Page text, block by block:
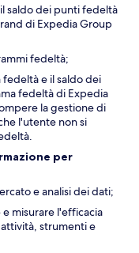
saldo dei punti fedeltà
di Expedia Group
fedeltà;
e il saldo dei
fedeltà di Expedia
la gestione di
l'utente non si
per
e analisi dei dati;
misurare l'efficacia
strumenti e